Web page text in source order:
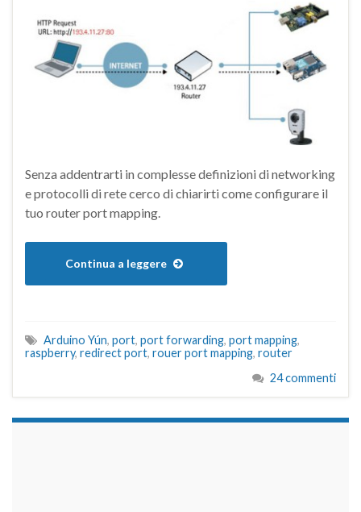
Senza addentrarti in complesse definizioni di networking
e protocolli di rete cerco di chiarirti come configurare il
tuo router port mapping.
Continua a leggere
Arduino Yún, port, port forwarding, port mapping,
raspberry, redirect port, rouer port mapping, router
24 commenti